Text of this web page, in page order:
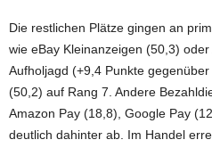
Die restlichen Plätze gingen an
wie eBay Kleinanzeigen (50,3)
Aufholjagd (+9,4 Punkte
(50,2) auf Rang 7. Andere
Amazon Pay (18,8), Google Pay
deutlich dahinter ab. Im Handel